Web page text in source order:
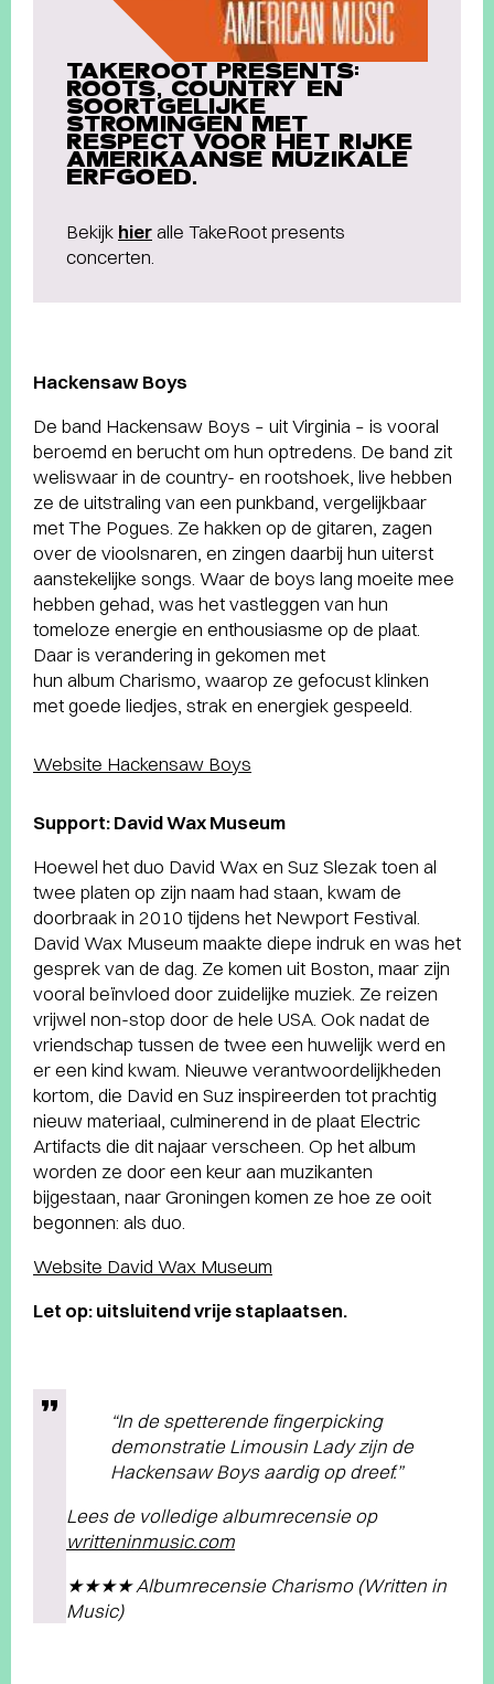
TAKEROOT PRESENTS:
ROOTS, COUNTRY EN
SOORTGELIJKE
STROMINGEN MET
RESPECT VOOR HET RIJKE
AMERIKAANSE MUZIKALE
ERFGOED.
Bekijk hieralle TakeRoot presents
concerten.
Hackensaw Boys
De band Hackensaw Boys – uit Virginia – is vooral
beroemd en berucht om hun optredens. De band zit
weliswaar in de country- en rootshoek, live hebben
ze de uitstraling van een punkband, vergelijkbaar
met The Pogues. Ze hakken op de gitaren, zagen
over de vioolsnaren, en zingen daarbij hun uiterst
aanstekelijke songs. Waar de boys lang moeite mee
hebben gehad, was het vastleggen van hun
tomeloze energie en enthousiasme op de plaat.
Daar is verandering in gekomen met
hun album Charismo, waarop ze gefocust klinken
met goede liedjes, strak en energiek gespeeld.
Website Hackensaw Boys
Support: David Wax Museum
Hoewel het duo David Wax en Suz Slezak toen al
twee platen op zijn naam had staan, kwam de
doorbraak in 2010 tijdens het Newport Festival.
David Wax Museum maakte diepe indruk en was het
gesprek van de dag. Ze komen uit Boston, maar zijn
vooral beïnvloed door zuidelijke muziek. Ze reizen
vrijwel non-stop door de hele USA. Ook nadat de
vriendschap tussen de twee een huwelijk werd en
er een kind kwam. Nieuwe verantwoordelijkheden
kortom, die David en Suz inspireerden tot prachtig
nieuw materiaal, culminerend in de plaat Electric
Artifacts die dit najaar verscheen. Op het album
worden ze door een keur aan muzikanten
bijgestaan, naar Groningen komen ze hoe ze ooit
begonnen: als duo.
Website David Wax Museum
Let op: uitsluitend vrije staplaatsen.
“In de spetterende fingerpicking
demonstratie Limousin Lady zijn de
Hackensaw Boys aardig op dreef.”
Lees de volledige albumrecensie op
writteninmusic.com
★★★★ Albumrecensie Charismo (Written in
Music)